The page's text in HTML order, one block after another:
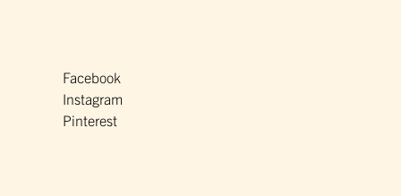
Facebook
Instagram
Pinterest